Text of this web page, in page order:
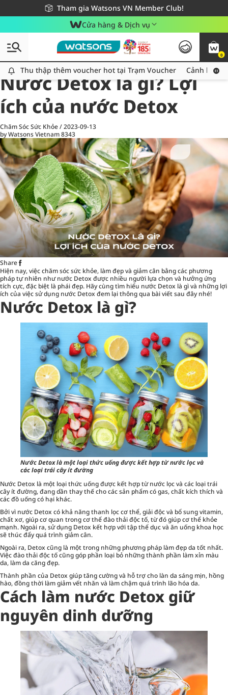
Tham gia Watsons VN Member Club!
Miễn phí giao hàng cho đơn hàng từ 249,000Đ
Giao hàng nhanh 24h - Áp dụng khu vực TP. Hồ Chí Minh
Cửa hàng & Dịch vụ
0
Thu thập thêm voucher hot tại Trạm Voucher
Thu thập thêm voucher hot tại Trạm Voucher Cảnh báo
All
Chăm Sóc Cá Nhân
Nước Detox là gì? Lợi
ích của nước Detox
Chăm Sóc Sức Khỏe/2023-09-13
by Watsons Vietnam8343
Share
Hiện nay, việc chăm sóc sức khỏe, làm đẹp và giảm cân bằng các phương
pháp tự nhiên như nước Detox được nhiều người lựa chọn và hưởng ứng
tích cực, đặc biệt là phái đẹp. Hãy cùng tìm hiểu nước Detox là gì và những lợi
ích của việc sử dụng nước Detox đem lại thông qua bài viết sau đây nhé!
Nước Detox là gì?
Nước Detox là một loại thức uống được kết hợp từ nước lọc và
các loại trái cây ít đường
Nước Detox là một loại thức uống được kết hợp từ nước lọc và các loại trái
cây ít đường, đang dần thay thế cho các sản phẩm có gas, chất kích thích và
các đồ uống có hại khác.
Bởi vì nước Detox có khả năng thanh lọc cơ thể, giải độc và bổ sung vitamin,
chất xơ, giúp cơ quan trong cơ thể đào thải độc tố, từ đó giúp cơ thể khỏe
mạnh. Ngoài ra, sử dụng Detox kết hợp với tập thể dục và ăn uống khoa học
sẽ thúc đẩy quá trình giảm cân.
Ngoài ra, Detox cũng là một trong những phương pháp làm đẹp da tốt nhất.
Việc đào thải độc tố cũng góp phần loại bỏ những thành phần làm xỉn màu
da, làm da căng đẹp.
Thành phần của Detox giúp tăng cường và hỗ trợ cho làn da sáng mịn, hồng
hào, đồng thời làm giảm vết nhăn và làm chậm quá trình lão hóa da.
Cách làm nước Detox giữ
nguyên dinh dưỡng